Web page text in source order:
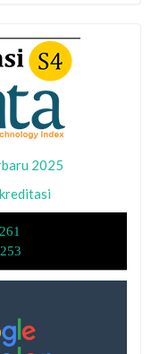
2025